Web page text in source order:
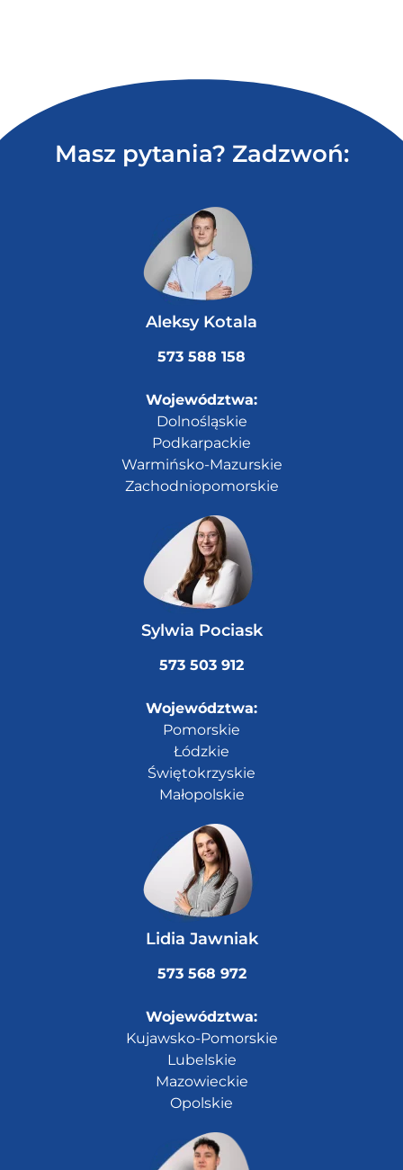
Masz pytania? Zadzwoń:
Aleksy Kotala
573 588 158
Województwa:
Dolnośląskie
Podkarpackie
Warmińsko-Mazurskie
Zachodniopomorskie
Sylwia Pociask
573 503 912
Województwa:
Pomorskie
Łódzkie
Świętokrzyskie
Małopolskie
Lidia Jawniak
573 568 972
Województwa:
Kujawsko-Pomorskie
Lubelskie
Mazowieckie
Opolskie